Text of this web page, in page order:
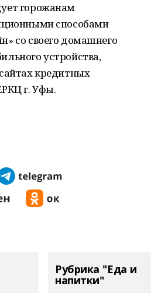
горожанам
способами
со своего домашнего
устройства,
кредитных
г. Уфы.
Рубрика "Еда и
напитки"